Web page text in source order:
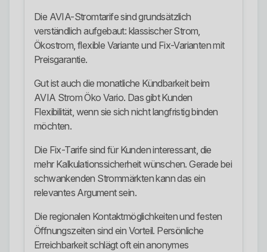
Die AVIA-Stromtarife sind grundsätzlich
verständlich aufgebaut: klassischer Strom,
Ökostrom, flexible Variante und Fix-Varianten mit
Preisgarantie.
Gut ist auch die monatliche Kündbarkeit beim
AVIA Strom Öko Vario. Das gibt Kunden
Flexibilität, wenn sie sich nicht langfristig binden
möchten.
Die Fix-Tarife sind für Kunden interessant, die
mehr Kalkulationssicherheit wünschen. Gerade bei
schwankenden Strommärkten kann das ein
relevantes Argument sein.
Die regionalen Kontaktmöglichkeiten und festen
Öffnungszeiten sind ein Vorteil. Persönliche
Erreichbarkeit schlägt oft ein anonymes